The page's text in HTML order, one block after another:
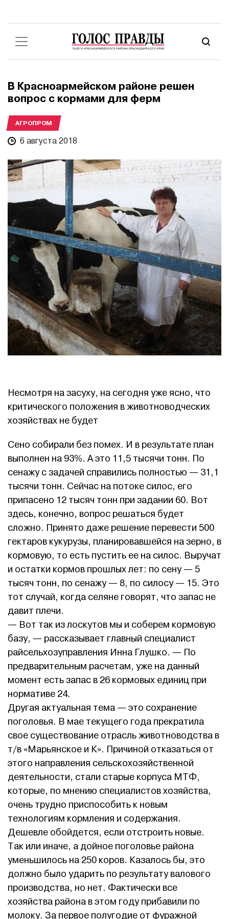
В Красноармейском районе решен
вопрос с кормами для ферм
АГРОПРОМ
6 августа 2018
Несмотря на засуху, на сегодня уже ясно, что
критического положения в животноводческих
хозяйствах не будет
Сено собирали без помех. И в результате план
выполнен на 93%. А это 11,5 тысячи тонн. По
сенажу с задачей справились полностью — 31,1
тысячи тонн. Сейчас на потоке силос, его
припасено 12 тысяч тонн при задании 60. Вот
здесь, конечно, вопрос решаться будет
сложно. Принято даже решение перевести 500
гектаров кукурузы, планировавшейся на зерно, в
кормовую, то есть пустить ее на силос. Выручат
и остатки кормов прошлых лет: по сену — 5
тысяч тонн, по сенажу — 8, по силосу — 15. Это
тот случай, когда селяне говорят, что запас не
давит плечи.
— Вот так из лоскутов мы и соберем кормовую
базу, — рассказывает главный специалист
райсельхозуправления Инна Глушко. — По
предварительным расчетам, уже на данный
момент есть запас в 26 кормовых единиц при
нормативе 24.
Другая актуальная тема — это сохранение
поголовья. В мае текущего года прекратила
свое существование отрасль животноводства в
т/в «Марьянское и К». Причиной отказаться от
этого направления сельскохозяйственной
деятельности, стали старые корпуса МТФ,
которые, по мнению специалистов хозяйства,
очень трудно приспособить к новым
технологиям кормления и содержания.
Дешевле обойдется, если отстроить новые.
Так или иначе, а дойное поголовье района
уменьшилось на 250 коров. Казалось бы, это
должно было ударить по результату валового
производства, но нет. Фактически все
хозяйства района в этом году прибавили по
молоку. За первое полугодие от фуражной